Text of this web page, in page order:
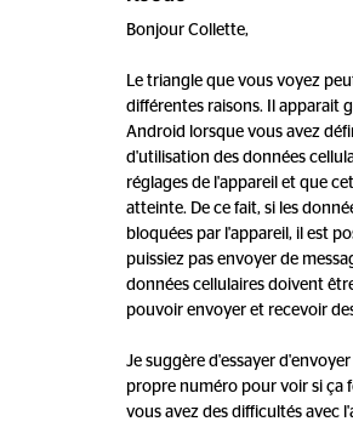
Bonjour Collette,
Le triangle que vous voyez
différentes raisons. Il apparait
Android lorsque vous avez
d'utilisation des données
réglages de l'appareil et que
atteinte. De ce fait, si les
bloquées par l'appareil, il est
puissiez pas envoyer de
données cellulaires doivent
pouvoir envoyer et recevoir
Je suggère d'essayer
propre numéro pour voir si ça
vous avez des difficultés avec